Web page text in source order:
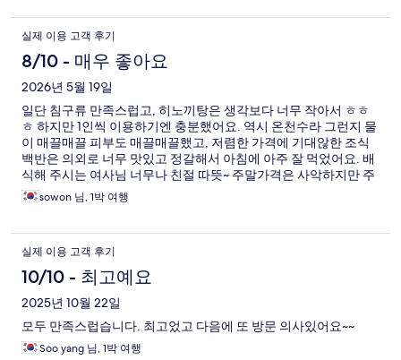
실제 이용 고객 후기
8/10 - 매우 좋아요
2026년 5월 19일
일단 침구류 만족스럽고, 히노끼탕은 생각보다 너무 작아서 ㅎㅎ
ㅎ 하지만 1인씩 이용하기엔 충분했어요. 역시 온천수라 그런지 물
이 매끌매끌 피부도 매끌매끌했고, 저렴한 가격에 기대않한 조식
백반은 의외로 너무 맛있고 정갈해서 아침에 아주 잘 먹었어요. 배
식해 주시는 여사님 너무나 친절 따뜻~ 주말가격은 사악하지만 주
중엔 다시한번 가보고 싶은곳이에요.
sowon 님, 1박 여행
실제 이용 고객 후기
10/10 - 최고예요
2025년 10월 22일
모두 만족스럽습니다. 최고었고 다음에 또 방문 의사있어요~~
Soo yang 님, 1박 여행